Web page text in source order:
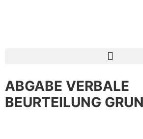
ABGABE VERBALE
BEURTEILUNG